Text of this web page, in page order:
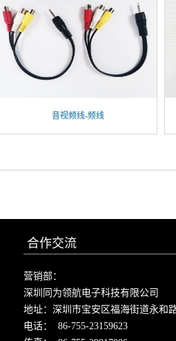
音视频线-频线
合作交流
营销部：
深圳同为领航电子科技有限公司
地址：深圳市宝安区福海街道永和
电话： 86-755-23159623